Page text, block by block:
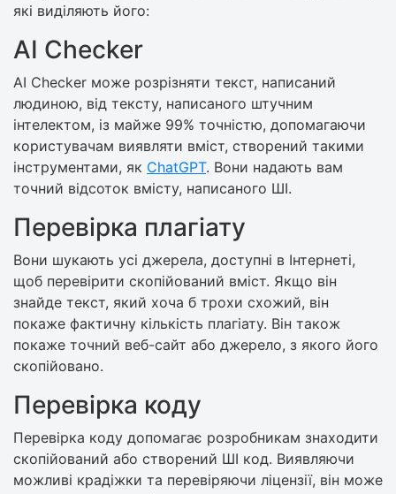
які виділяють його:
AI Checker
AI Checker може розрізняти текст, написаний
людиною, від тексту, написаного штучним
інтелектом, із майже 99% точністю, допомагаючи
користувачам виявляти вміст, створений такими
інструментами, як ChatGPT. Вони надають вам
точний відсоток вмісту, написаного ШІ.
Перевірка плагіату
Вони шукають усі джерела, доступні в Інтернеті,
щоб перевірити скопійований вміст. Якщо він
знайде текст, який хоча б трохи схожий, він
покаже фактичну кількість плагіату. Він також
покаже точний веб-сайт або джерело, з якого його
скопійовано.
Перевірка коду
Перевірка коду допомагає розробникам знаходити
скопійований або створений ШІ код. Виявляючи
можливі крадіжки та перевіряючи ліцензії, він може